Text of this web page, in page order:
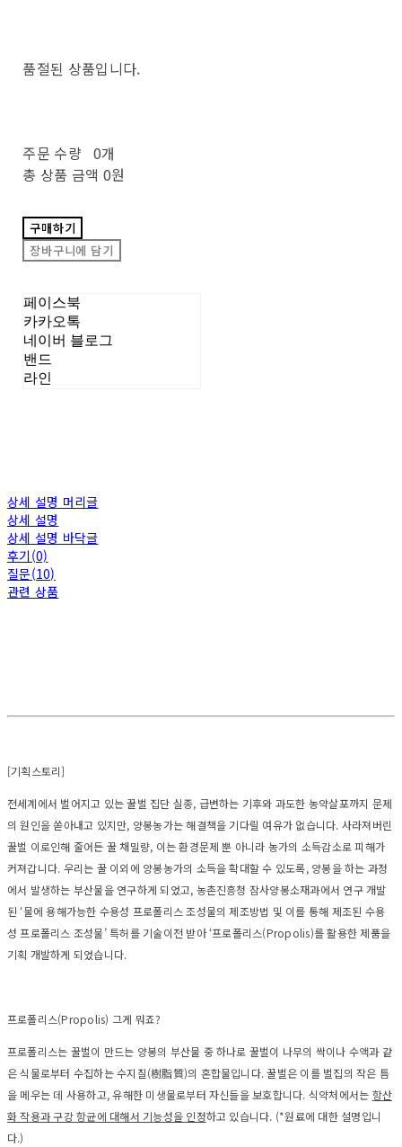
품절된 상품입니다.
주문 수량 0개
총 상품 금액 0원
구매하기
장바구니에 담기
페이스북
카카오톡
네이버 블로그
밴드
라인
상세 설명 머리글
상세 설명
상세 설명 바닥글
후기(0)
질문(10)
관련 상품
[기획스토리]
전세계에서 벌어지고 있는 꿀벌 집단 실종, 급변하는 기후와 과도한 농약살포까지 문제
의 원인을 쏟아내고 있지만, 양봉농가는 해결책을 기다릴 여유가 없습니다. 사라져버린
꿀벌 이로인해 줄어든 꿀 채밀량, 이는 환경문제 뿐 아니라 농가의 소득감소로 피해가
커져갑니다. 우리는 꿀 이외에 양봉농가의 소득을 확대할 수 있도록, 양봉을 하는 과정
에서 발생하는 부산물을 연구하게 되었고, 농촌진흥청 잠사양봉소재과에서 연구 개발
된 ‘물에 용해가능한 수용성 프로폴리스 조성물의 제조방법 및 이를 통해 제조된 수용
성 프로폴리스 조성물’ 특허를 기술이전 받아 ‘프로폴리스(Propolis)를 활용한 제품을
기획 개발하게 되었습니다.
프로폴리스(Propolis) 그게 뭐죠?
프로폴리스는 꿀벌이 만드는 양봉의 부산물 중 하나로 꿀벌이 나무의 싹이나 수액과 같
은 식물로부터 수집하는 수지질(樹脂質)의 혼합물입니다. 꿀벌은 이를 벌집의 작은 틈
을 메우는 데 사용하고, 유해한 미생물로부터 자신들을 보호합니다. 식약처에서는 항산
화 작용과 구강 항균에 대해서 기능성을 인정하고 있습니다. (*원료에 대한 설명입니
다.)